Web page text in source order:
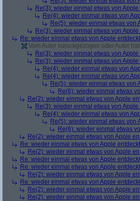
Re(3): wieder einmal etwas von Apple
Re(4): wieder einmal etwas von
Re(5): wieder einmal etwas von
Re(3): wieder einmal etwas von Apple
Re: wieder einmal etwas von Apple
Vom Autor zurückgezogen oder Autor
Re(3): wieder einmal etwas von Apple
Re(3): wieder einmal etwas von Apple
Re(4): wieder einmal etwas von
Re(4): wieder einmal etwas von
Re(5): wieder einmal etwas von
Re(6): wieder einmal etwas
Re(2): wieder einmal etwas von Apple
Re(3): wieder einmal etwas von Apple
Re(4): wieder einmal etwas von
Re(5): wieder einmal etwas von
Re(6): wieder einmal etwas
Re(2): wieder einmal etwas von Apple
Re: wieder einmal etwas von Apple
Re(2): wieder einmal etwas von Apple
Re: wieder einmal etwas von Apple
Re: wieder einmal etwas von Apple
Re(2): wieder einmal etwas von Apple
Re: wieder einmal etwas von Apple
Re(2): wieder einmal etwas von Apple
Re(2): wieder einmal etwas von Apple